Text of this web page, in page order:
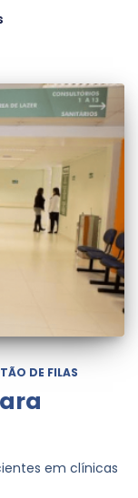
DE FILAS
em clínicas